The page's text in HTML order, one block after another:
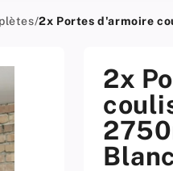
/2x Portes d'armoire
2x
Blanc